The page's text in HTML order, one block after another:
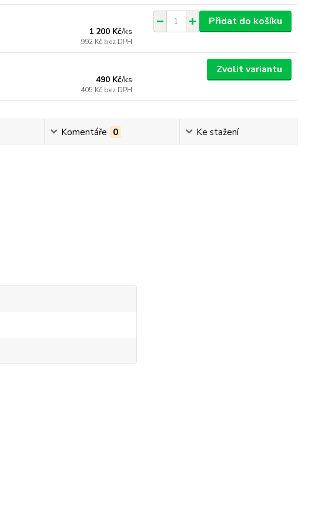
1 200 Kč/ks
992 Kč bez DPH
Přidat do košíku
490 Kč/ks
405 Kč bez DPH
Zvolit variantu
Komentáře 0 Ke stažení